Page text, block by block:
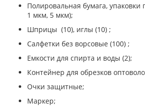
Полировальная бумага, упаковки
1 мкм, 5 мкм);
Шприцы (10), иглы (10) ;
Салфетки без ворсовые (100) ;
Емкости для спирта и воды (2);
Контейнер для обрезков
Очки защитные;
Маркер;